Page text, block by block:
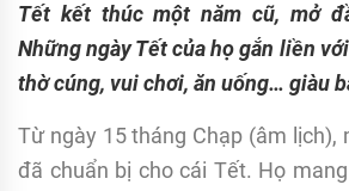
Tết kết thúc một năm cũ, mở
Những ngày Tết của họ gắn liền
thờ cúng, vui chơi, ăn uống… giàu
Từ ngày 15 tháng Chạp (âm lịch),
đã chuẩn bị cho cái Tết. Họ